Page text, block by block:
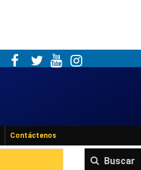
Contáctenos
Buscar